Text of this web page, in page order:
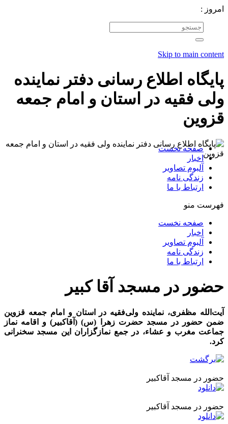
امروز :
Skip to main content
پایگاه اطلاع رسانی دفتر نماینده
ولی فقیه در استان و امام جمعه
قزوین
صفحه نخست
اخبار
آلبوم تصاویر
زندگی نامه
ارتباط با ما
فهرست منو
صفحه نخست
اخبار
آلبوم تصاویر
زندگی نامه
ارتباط با ما
حضور در مسجد آقا کبیر
آیت‌الله مظفری، نماینده ولی‌فقیه در استان و امام جمعه قزوین
ضمن حضور در مسجد حضرت زهرا (س) (آقاکبیر) و اقامه نماز
جماعت مغرب و عشاء، در جمع نمازگزاران این مسجد سخنرانی
کرد.
حضور در مسجد آقاکبیر
حضور در مسجد آقاکبیر